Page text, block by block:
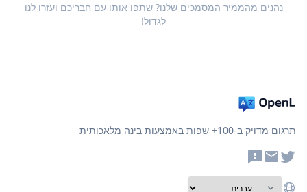
נהנים מהממיר המסמכים שלנו? שתפו אותו עם חבריכם ועזרו לנו
לגדול!
תרגום מדויק ב-100+ שפות באמצעות בינה מלאכותית